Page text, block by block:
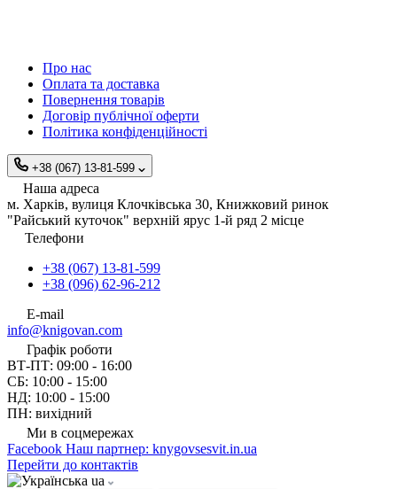
Про нас
Оплата та доставка
Повернення товарів
Договір публічної оферти
Політика конфіденційності
+38 (067) 13-81-599
Наша адреса
м. Харків, вулиця Клочківська 30, Книжковий ринок
"Райський куточок" верхній ярус 1-й ряд 2 місце
Телефони
+38 (067) 13-81-599
+38 (096) 62-96-212
E-mail
info@knigovan.com
Графік роботи
ВТ-ПТ: 09:00 - 16:00
СБ: 10:00 - 15:00
НД: 10:00 - 15:00
ПН: вихідний
Ми в соцмережах
Facebook Наш партнер: knygovsesvit.in.ua
Перейти до контактів
ua